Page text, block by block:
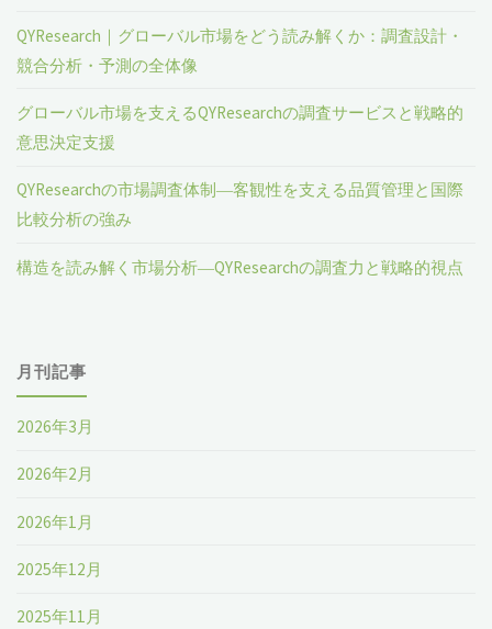
QYResearch｜グローバル市場をどう読み解くか：調査設計・
競合分析・予測の全体像
グローバル市場を支えるQYResearchの調査サービスと戦略的
意思決定支援
QYResearchの市場調査体制―客観性を支える品質管理と国際
比較分析の強み
構造を読み解く市場分析―QYResearchの調査力と戦略的視点
月刊記事
2026年3月
2026年2月
2026年1月
2025年12月
2025年11月